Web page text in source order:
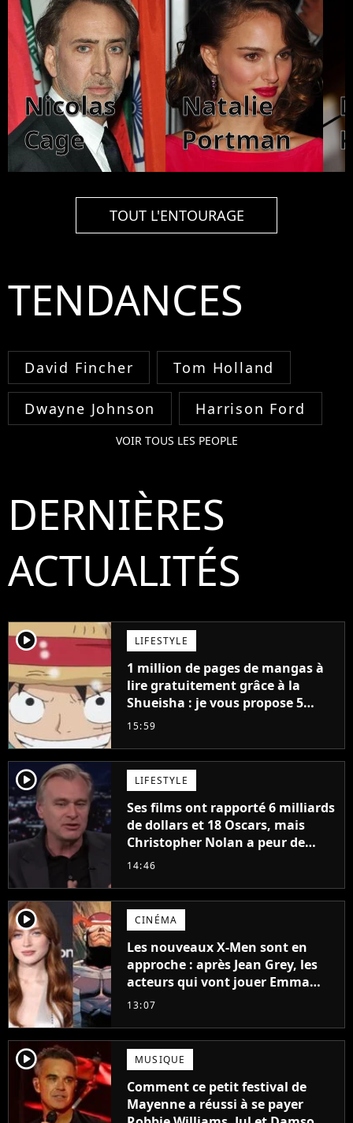
Nicolas
Cage
Natalie
Portman
TOUT L'ENTOURAGE
TENDANCES
David Fincher Tom Holland
Dwayne Johnson Harrison Ford
VOIR TOUS LES PEOPLE
DERNIÈRES
ACTUALITÉS
player2 LIFESTYLE
1 million de pages de mangas à
lire gratuitement grâce à la
Shueisha : je vous propose 5
mangas jamais sortis en France
15:59
player2 LIFESTYLE
Ses films ont rapporté 6 milliards
de dollars et 18 Oscars, mais
Christopher Nolan a peur de
tourner un genre de films très
14:46
player2 CINÉMA
Les nouveaux X-Men sont en
approche : après Jean Grey, les
acteurs qui vont jouer Emma
Frost et Cyclope trouvés !
13:07
player2 MUSIQUE
Comment ce petit festival de
Mayenne a réussi à se payer